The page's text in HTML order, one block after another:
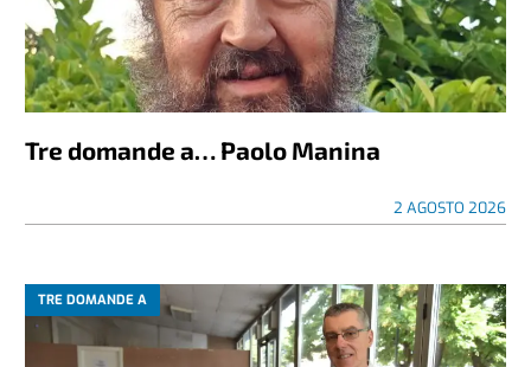
Tre domande a… Paolo Manina
2 AGOSTO 2026
TRE DOMANDE A